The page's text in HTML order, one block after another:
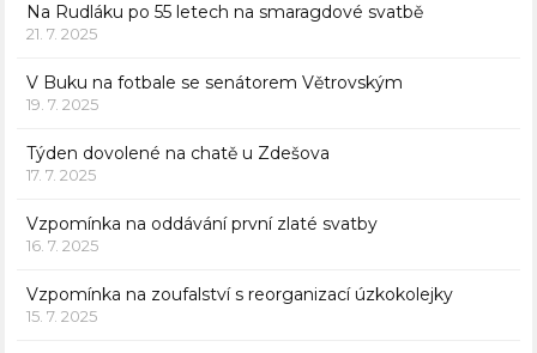
Na Rudláku po 55 letech na smaragdové svatbě
21. 7. 2025
V Buku na fotbale se senátorem Větrovským
19. 7. 2025
Týden dovolené na chatě u Zdešova
17. 7. 2025
Vzpomínka na oddávání první zlaté svatby
16. 7. 2025
Vzpomínka na zoufalství s reorganizací úzkokolejky
15. 7. 2025